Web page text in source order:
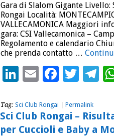
Gara di Slalom Gigante Livello:
Rongai Località:
VALLECAMONICA Maggiori
gara: CSI Vallecamonica –
Regolamento e calendario
che prenda contatto …
LinkedIn
Email
Tag: Sci Club Rongai Permalink
Sci Club Rongai –
per Cuccioli e Baby a